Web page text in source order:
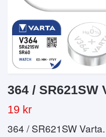
364 / SR621SW
19 kr
364 / SR621SW